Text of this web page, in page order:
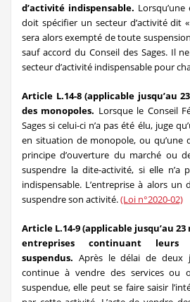
d’activité indispensable.
doit spécifier un secteur d’activité dit
sera alors exempté de toute
sauf accord du Conseil des Sages. Il
secteur d’activité indispensable pour
Article L.14-8 (applicable jusqu’au
des monopoles. Lorsque le Conseil
Sages si celui-ci n’a pas été élu, juge
en situation de monopole, ou qu’une
principe d’ouverture du marché ou
suspendre la dite-activité, si elle n’a
indispensable. L’entreprise à alors
suspendre son activité.(Loi n°2020-02)
Article L.14-9 (applicable jusqu’au 23
entreprises continuant leurs
suspendus. Après le délai de deux
continue à vendre des services ou
suspendue, elle peut se faire saisir